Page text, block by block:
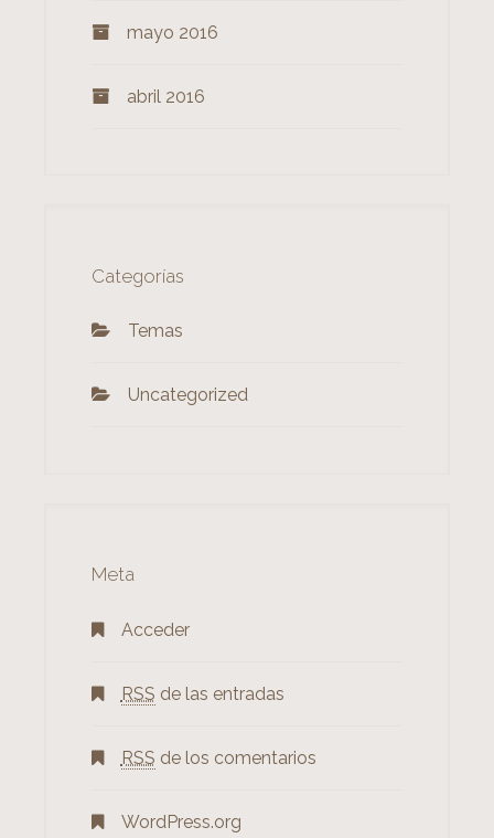
mayo 2016
abril 2016
Categorías
Temas
Uncategorized
Meta
Acceder
RSS de las entradas
RSS de los comentarios
WordPress.org